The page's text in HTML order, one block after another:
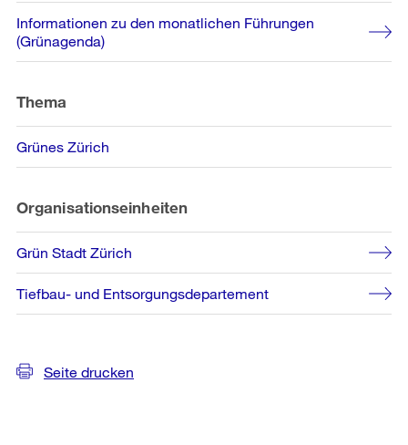
Informationen zu den monatlichen Führungen
(Grünagenda)
Thema
Grünes Zürich
Organisationseinheiten
Grün Stadt Zürich
Tiefbau- und Entsorgungsdepartement
Seite drucken